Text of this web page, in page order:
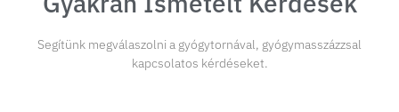
Segítünk megválaszolni a gyógytornával, gyógymasszázzsal
kapcsolatos kérdéseket.